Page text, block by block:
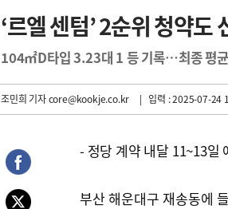
‘르엘 센텀’ 2순위 청약
104㎡D타입 3.23대 1 등 기록…최종 평
조민희 기자core@kookje.co.kr | 입력 : 2025-07-24
- 정당 계약 내달 11~13일
부산 해운대구 재송동에